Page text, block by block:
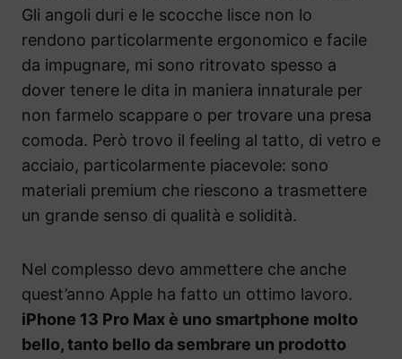
Gli angoli duri e le scocche lisce non lo
rendono particolarmente ergonomico e facile
da impugnare, mi sono ritrovato spesso a
dover tenere le dita in maniera innaturale per
non farmelo scappare o per trovare una presa
comoda. Però trovo il feeling al tatto, di vetro e
acciaio, particolarmente piacevole: sono
materiali premium che riescono a trasmettere
un grande senso di qualità e solidità.
Nel complesso devo ammettere che anche
quest’anno Apple ha fatto un ottimo lavoro.
iPhone 13 Pro Max è uno smartphone molto
bello, tanto bello da sembrare un prodotto